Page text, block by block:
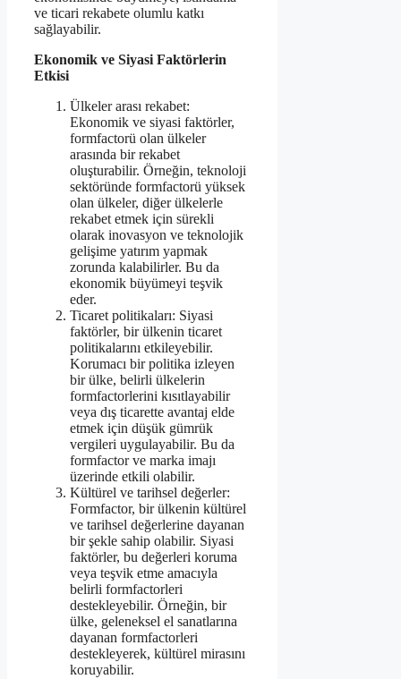
ve ticari rekabete olumlu katkı
sağlayabilir.
Ekonomik ve Siyasi Faktörlerin
Etkisi
Ülkeler arası rekabet:
Ekonomik ve siyasi faktörler,
formfactorü olan ülkeler
arasında bir rekabet
oluşturabilir. Örneğin, teknoloji
sektöründe formfactorü yüksek
olan ülkeler, diğer ülkelerle
rekabet etmek için sürekli
olarak inovasyon ve teknolojik
gelişime yatırım yapmak
zorunda kalabilirler. Bu da
ekonomik büyümeyi teşvik
eder.
Ticaret politikaları: Siyasi
faktörler, bir ülkenin ticaret
politikalarını etkileyebilir.
Korumacı bir politika izleyen
bir ülke, belirli ülkelerin
formfactorlerini kısıtlayabilir
veya dış ticarette avantaj elde
etmek için düşük gümrük
vergileri uygulayabilir. Bu da
formfactor ve marka imajı
üzerinde etkili olabilir.
Kültürel ve tarihsel değerler:
Formfactor, bir ülkenin kültürel
ve tarihsel değerlerine dayanan
bir şekle sahip olabilir. Siyasi
faktörler, bu değerleri koruma
veya teşvik etme amacıyla
belirli formfactorleri
destekleyebilir. Örneğin, bir
ülke, geleneksel el sanatlarına
dayanan formfactorleri
destekleyerek, kültürel mirasını
koruyabilir.